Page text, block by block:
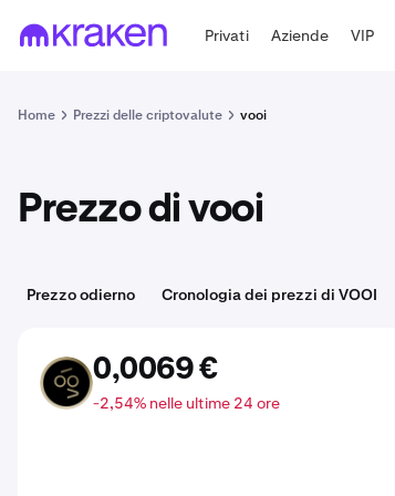
Privati Aziende VIP
Home Prezzi delle criptovalute vooi
Prezzo di vooi
Prezzo odierno Cronologia dei prezzi di VOOI
VOOI 0,0069 €
-2,54% nelle ultime 24 ore